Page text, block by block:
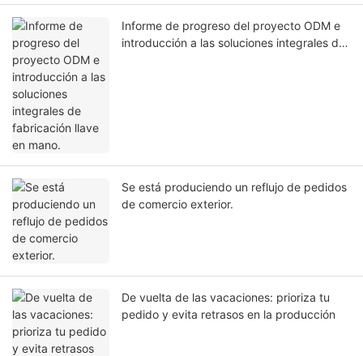
Informe de progreso del proyecto ODM e
introducción a las soluciones integrales de
Se está produciendo un reflujo de pedidos
de comercio exterior.
De vuelta de las vacaciones: prioriza tu
pedido y evita retrasos en la producción